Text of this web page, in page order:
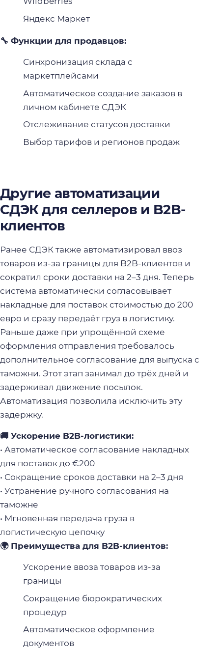
Яндекс Маркет
🔧 Функции для продавцов:
Синхронизация склада с
маркетплейсами
Автоматическое создание заказов в
личном кабинете СДЭК
Отслеживание статусов доставки
Выбор тарифов и регионов продаж
Другие автоматизации
СДЭК для селлеров и B2B-
клиентов
Ранее СДЭК также автоматизировал ввоз
товаров из-за границы для B2B-клиентов и
сократил сроки доставки на 2–3 дня. Теперь
система автоматически согласовывает
накладные для поставок стоимостью до 200
евро и сразу передаёт груз в логистику.
Раньше даже при упрощённой схеме
оформления отправления требовалось
дополнительное согласование для выпуска с
таможни. Этот этап занимал до трёх дней и
задерживал движение посылок.
Автоматизация позволила исключить эту
задержку.
🚚 Ускорение B2B-логистики:
• Автоматическое согласование накладных
для поставок до €200
• Сокращение сроков доставки на 2–3 дня
• Устранение ручного согласования на
таможне
• Мгновенная передача груза в
логистическую цепочку
🌍 Преимущества для B2B-клиентов:
Ускорение ввоза товаров из-за
границы
Сокращение бюрократических
процедур
Автоматическое оформление
документов